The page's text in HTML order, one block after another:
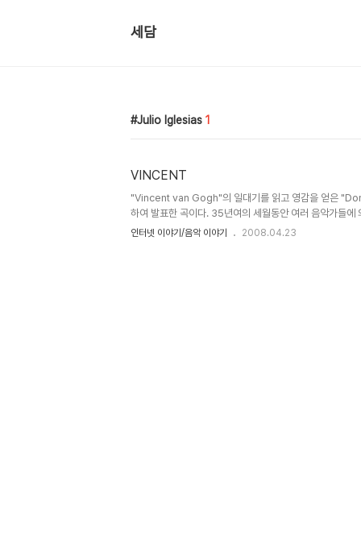
세담
Julio Iglesias 1
VINCENT
"Vincent van Gogh"의 일대기를 읽고 영감을 얻은
하여 발표한 곡이다. 35년여의 세월동안 여러 음악가들에
고흐의 세계를 잘 이해하지 못한다 하더리도 이 곡을 통하
인터넷 이야기/음악 이야기 2008.04.23